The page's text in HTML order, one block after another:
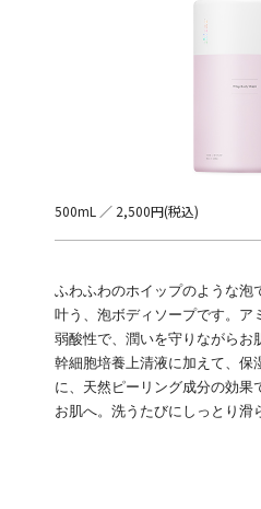
500mL ／ 2,500円(税込)
ふわふわのホイップのような泡
叶う、泡ボディソープです。ア
弱酸性で、潤いを守りながらお
幹細胞培養上清液に加えて、保
に、天然ピーリング成分の効果
お肌へ。洗うたびにしっとり滑